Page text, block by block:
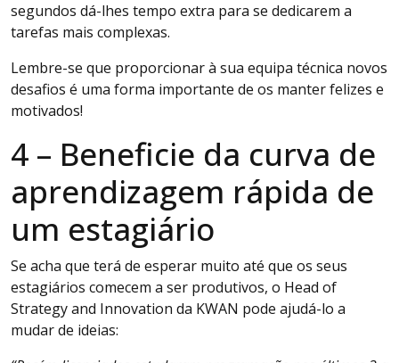
segundos dá-lhes tempo extra para se dedicarem a
tarefas mais complexas.
Lembre-se que proporcionar à sua equipa técnica novos
desafios é uma forma importante de os manter felizes e
motivados!
4 – Beneficie da curva de
aprendizagem rápida de
um estagiário
Se acha que terá de esperar muito até que os seus
estagiários comecem a ser produtivos, o Head of
Strategy and Innovation da KWAN pode ajudá-lo a
mudar de ideias: